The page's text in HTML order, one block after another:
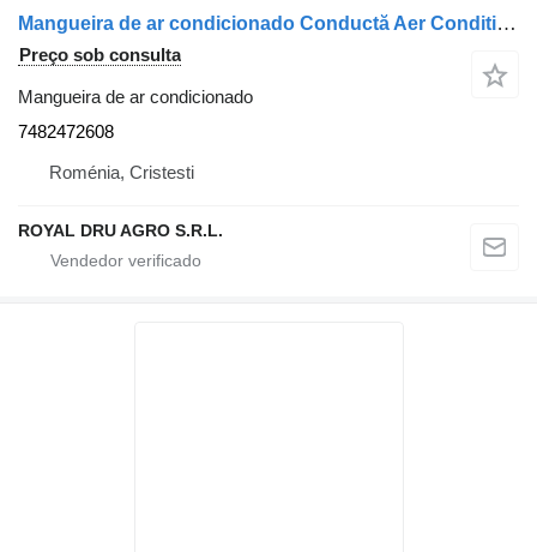
Mangueira de ar condicionado Conductă Aer Conditionat 7482472608 para camião Renault
Preço sob consulta
Mangueira de ar condicionado
7482472608
Roménia, Cristesti
ROYAL DRU AGRO S.R.L.